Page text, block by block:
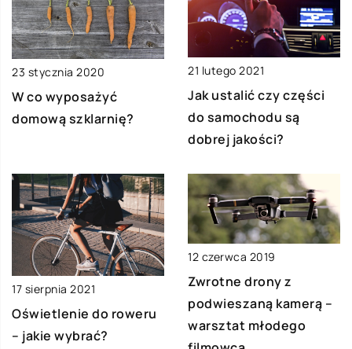
23 stycznia 2020
W co wyposażyć
domową szklarnię?
21 lutego 2021
Jak ustalić czy części
do samochodu są
dobrej jakości?
17 sierpnia 2021
Oświetlenie do roweru
– jakie wybrać?
12 czerwca 2019
Zwrotne drony z
podwieszaną kamerą –
warsztat młodego